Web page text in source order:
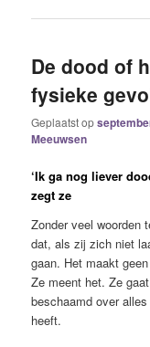
De dood of
fysieke
Geplaatst op
Meeuwsen
‘Ik ga nog liever
zegt ze
Zonder veel woorden
dat, als zij zich niet
gaan. Het maakt
Ze meent het. Ze
beschaamd over
heeft.